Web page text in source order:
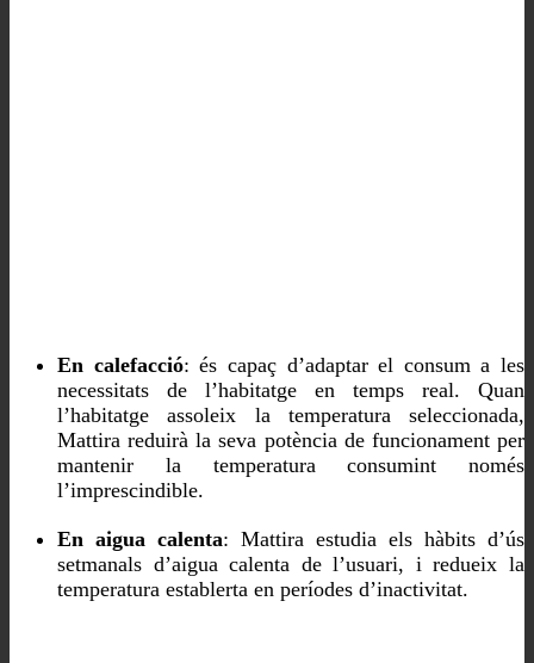
En calefacció: és capaç d’adaptar el consum a les
necessitats de l’habitatge en temps real. Quan
l’habitatge assoleix la temperatura seleccionada,
Mattira reduirà la seva potència de funcionament per
mantenir la temperatura consumint només
l’imprescindible.
En aigua calenta: Mattira estudia els hàbits d’ús
setmanals d’aigua calenta de l’usuari, i redueix la
temperatura establerta en períodes d’inactivitat.